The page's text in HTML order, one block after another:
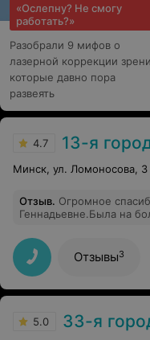
«Ослепну? Не смогу
работать?»
Разобрали 9 мифов о
лазерной коррекции
которые давно пора
развеять
4.7 13-я
Минск, ул. Ломоносова, 3
Отзыв. Огромное спасибо
Геннадьевне.Была на
Отзывы3
5.0 33-я городская